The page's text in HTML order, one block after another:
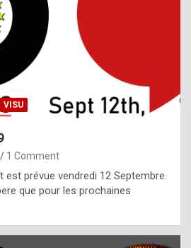
,
g
h
t
f
VISU
1 Comment
est prévue vendredi 12 Septembre.
que pour les prochaines